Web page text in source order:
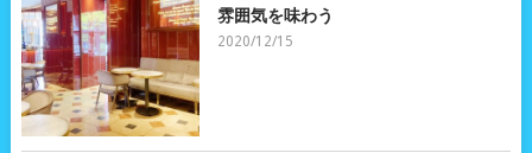
雰囲気を味わう
2020/12/15